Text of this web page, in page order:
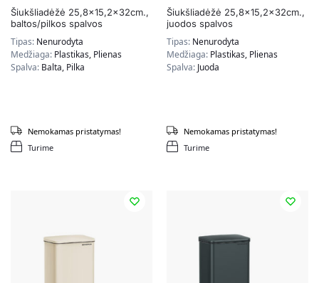
Šiukšliadėžė 25,8×15,2x32cm.,
baltos/pilkos spalvos
Tipas: Nenurodyta
Medžiaga: Plastikas, Plienas
Spalva: Balta, Pilka
Turime
Nemokamas pristatymas!
Šiukšliadėžė 25,8×15,2x32cm.,
juodos spalvos
Tipas: Nenurodyta
Medžiaga: Plastikas, Plienas
Spalva: Juoda
Turime
Nemokamas pristatymas!